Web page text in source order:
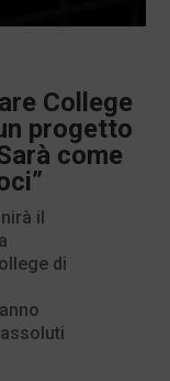
College
progetto
come
il
di